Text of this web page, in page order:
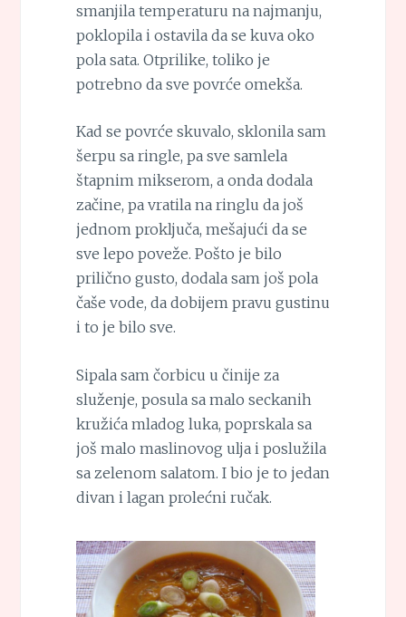
smanjila temperaturu na najmanju,
poklopila i ostavila da se kuva oko
pola sata. Otprilike, toliko je
potrebno da sve povrće omekša.
Kad se povrće skuvalo, sklonila sam
šerpu sa ringle, pa sve samlela
štapnim mikserom, a onda dodala
začine, pa vratila na ringlu da još
jednom proključa, mešajući da se
sve lepo poveže. Pošto je bilo
prilično gusto, dodala sam još pola
čaše vode, da dobijem pravu gustinu
i to je bilo sve.
Sipala sam čorbicu u činije za
služenje, posula sa malo seckanih
kružića mladog luka, poprskala sa
još malo maslinovog ulja i poslužila
sa zelenom salatom. I bio je to jedan
divan i lagan prolećni ručak.